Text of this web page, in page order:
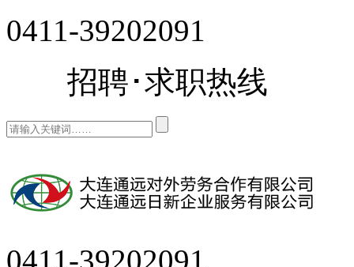
0411-39202091
招聘･求职热线
0411-39202091